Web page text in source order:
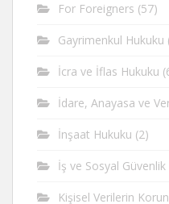
For Foreigners (57)
Gayrimenkul Hukuku
İcra ve İflas Hukuku
İdare, Anayasa ve
İnşaat Hukuku (2)
İş ve Sosyal
Kişisel Verilerin